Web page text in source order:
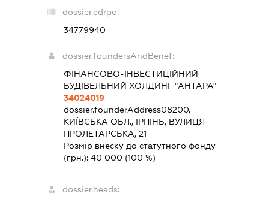
dossier.edrpo:
34779940
dossier.foundersAndBenef:
ФІНАНСОВО-ІНВЕСТИЦІЙНИЙ
БУДІВЕЛЬНИЙ ХОЛДИНГ "АНТАРА"
34024019
dossier.founderAddress08200,
КИЇВСЬКА ОБЛ., ІРПІНЬ, ВУЛИЦЯ
ПРОЛЕТАРСЬКА, 21
Розмір внеску до статутного фонду
(грн.):40 000 (100 %)
dossier.heads: